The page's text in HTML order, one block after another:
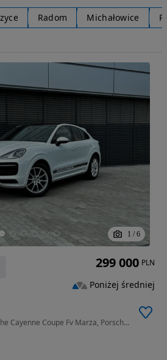
Radom Michałowice
1 / 6
2995 cm3 • 340 KM • Porsche Cayenne Coupe Fv Marża, Porsche Warszawa Wawer
299 000 PLN
Poniżej średniej